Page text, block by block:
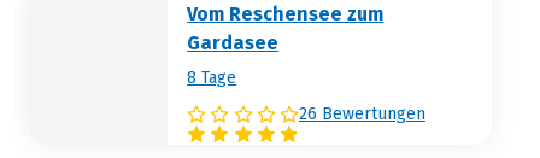
Vom Reschensee zum
Gardasee
8 Tage
26 Bewertungen